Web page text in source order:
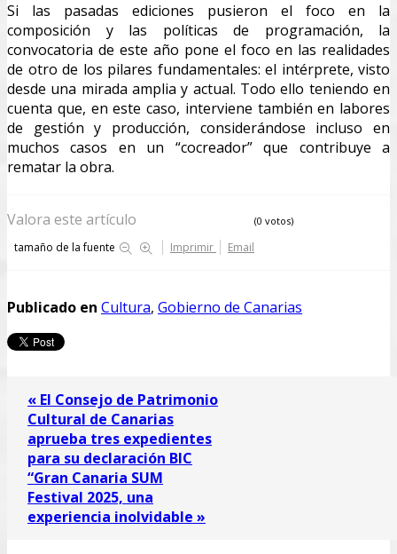
Si las pasadas ediciones pusieron el foco en la
composición y las políticas de programación, la
convocatoria de este año pone el foco en las realidades
de otro de los pilares fundamentales: el intérprete, visto
desde una mirada amplia y actual. Todo ello teniendo en
cuenta que, en este caso, interviene también en labores
de gestión y producción, considerándose incluso en
muchos casos en un “cocreador” que contribuye a
rematar la obra.
Valora este artículo (0 votos)
tamaño de la fuente Imprimir Email
Publicado en Cultura, Gobierno de Canarias
« El Consejo de Patrimonio
Cultural de Canarias
aprueba tres expedientes
para su declaración BIC
“Gran Canaria SUM
Festival 2025, una
experiencia inolvidable »